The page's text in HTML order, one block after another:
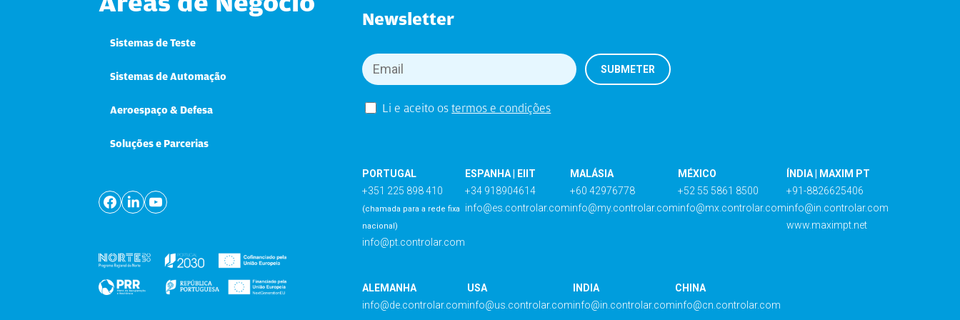
Sistemas de Teste
Sistemas de Automação
Aeroespaço & Defesa
Soluções e Parcerias
Newsletter
Li e aceito ostermos e condições
PORTUGAL
+351 225 898 410
(chamada para a rede fixa
nacional)
info@pt.controlar.com
ESPANHA | EIIT
+34 918904614
info@es.controlar.com
MALÁSIA
+60 42976778
info@my.controlar.com
MÉXICO
+52 55 5861 8500
info@mx.controlar.com
ÍNDIA | MAXIM PT
+91-8826625406
info@in.controlar.com
www.maximpt.net
ALEMANHA
info@de.controlar.com
USA
info@us.controlar.com
INDIA
info@in.controlar.com
CHINA
info@cn.controlar.com